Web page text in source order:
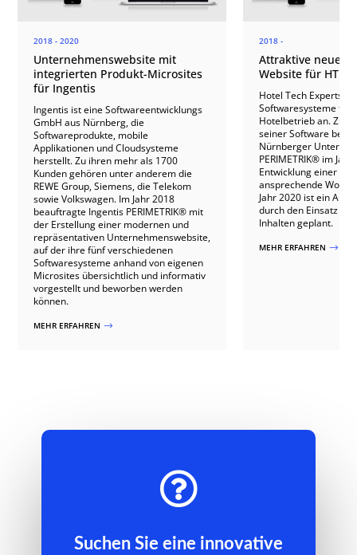
2018 - 2020
Unternehmenswebsite mit
integrierten Produkt-Microsites
für Ingentis
Ingentis ist eine Softwareentwicklungs
GmbH aus Nürnberg, die
Softwareprodukte, mobile
Applikationen und Cloudsysteme
herstellt. Zu ihren mehr als 1700
Kunden gehören unter anderem die
REWE Group, Siemens, die Telekom
sowie Volkswagen. Im Jahr 2018
beauftragte Ingentis PERIMETRIK® mit
der Erstellung einer modernen und
repräsentativen Unternehmenswebsite,
auf der ihre fünf verschiedenen
Softwaresysteme anhand von eigenen
Microsites übersichtlich und informativ
vorgestellt und beworben werden
können.
MEHR ERFAHREN $
2018 -
Attraktive neue
Website für HTE
Hotel Tech Experts
Softwaresysteme für
Hotelbetrieb an. Zur
seiner Software
Nürnberger
PERIMETRIK® im
Entwicklung einer
ansprechende
Jahr 2020 ist ein
durch den Einsatz
Inhalten geplant.
MEHR ERFAHREN $

Suchen Sie eine innovative